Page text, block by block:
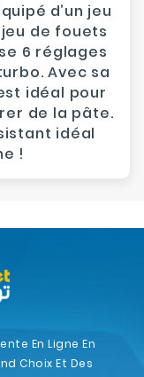
d’un jeu
de fouets
6 réglages
Avec sa
idéal pour
de la pâte.
idéal
!
En Ligne En
Choix Et Des